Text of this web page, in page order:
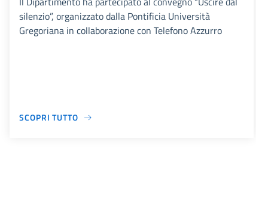
silenzio”, organizzato dalla Pontificia Università
Gregoriana in collaborazione con Telefono Azzurro
SCOPRI TUTTO